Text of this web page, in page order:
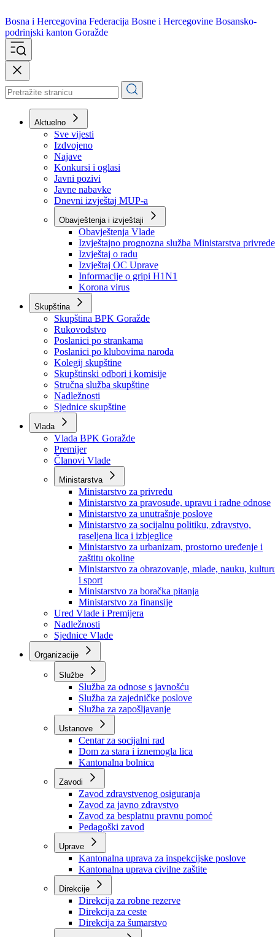
Bosna i Hercegovina
podrinjski kanton Goražde
Aktuelno
Sve vijesti
Izdvojeno
Najave
Konkursi i oglasi
Javni pozivi
Javne nabavke
Dnevni izvještaj MUP-a
Obavještenja i izvještaji
Obavještenja Vlade
Izvještajno prognozna služba Ministarstva privrede
Izvještaj o radu
Izvještaj OC Uprave
Informacije o gripi H1N1
Korona virus
Skupština
Skupština BPK Goražde
Rukovodstvo
Poslanici po strankama
Poslanici po klubovima naroda
Kolegij skupštine
Skupštinski odbori i komisije
Stručna služba skupštine
Nadležnosti
Sjednice skupštine
Vlada
Vlada BPK Goražde
Premijer
Članovi Vlade
Ministarstva
Ministarstvo za privredu
Ministarstvo za pravosuđe, upravu i radne odnose
Ministarstvo za unutrašnje poslove
Ministarstvo za socijalnu politiku, zdravstvo,
raseljena lica i izbjeglice
Ministarstvo za urbanizam, prostorno uređenje i
zaštitu okoline
Ministarstvo za obrazovanje, mlade, nauku,
i sport
Ministarstvo za boračka pitanja
Ministarstvo za finansije
Ured Vlade i Premijera
Nadležnosti
Sjednice Vlade
Organizacije
Službe
Služba za odnose s javnošću
Služba za zajedničke poslove
Služba za zapošljavanje
Ustanove
Centar za socijalni rad
Dom za stara i iznemogla lica
Kantonalna bolnica
Zavodi
Zavod zdravstvenog osiguranja
Zavod za javno zdravstvo
Zavod za besplatnu pravnu pomoć
Pedagoški zavod
Kantonalna uprava za inspekcijske poslove
Kantonalna uprava civilne zaštite
Direkcije
Direkcija za robne rezerve